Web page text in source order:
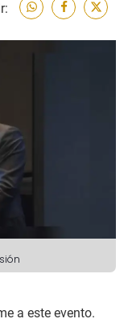
a este evento.